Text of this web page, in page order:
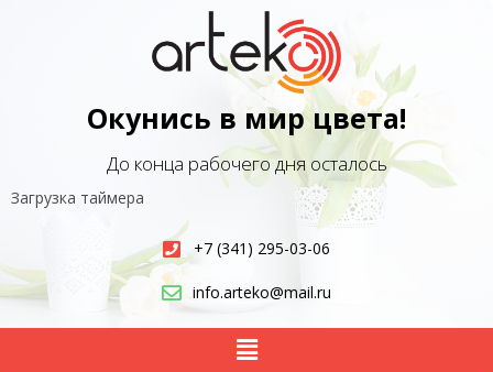
Окунись в мир цвета!
До конца рабочего дня осталось
Загрузка таймера
+7 (341) 295-03-06
info.arteko@mail.ru